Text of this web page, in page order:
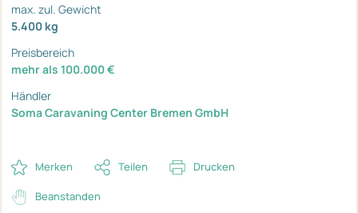
max. zul. Gewicht
5.400 kg
Preisbereich
mehr als 100.000 €
Händler
Soma Caravaning Center Bremen GmbH
Merken Teilen Drucken
Beanstanden